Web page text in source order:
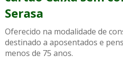
Serasa
Oferecido na modalidade de
destinado a aposentados e
menos de 75 anos.